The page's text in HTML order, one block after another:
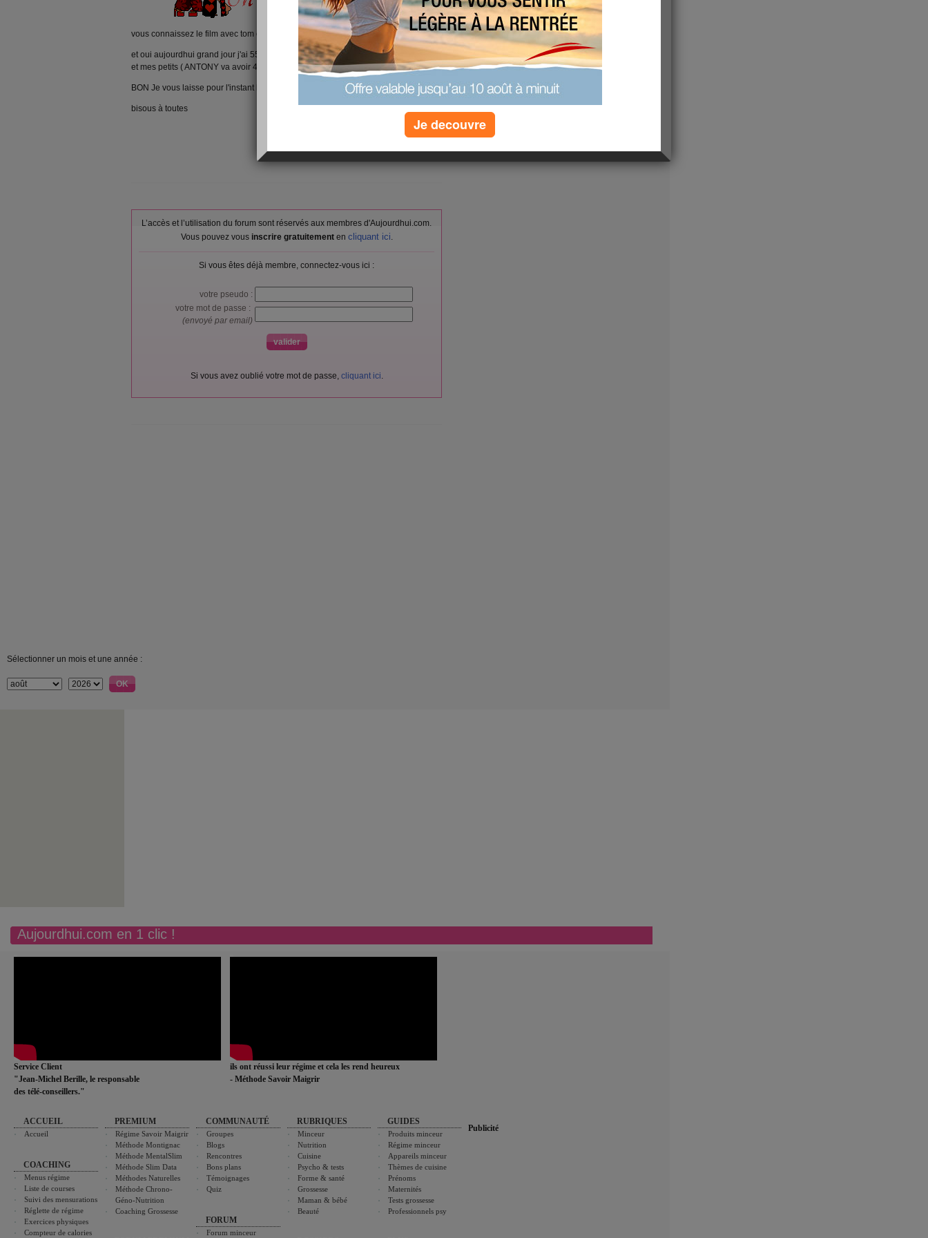
vous connaissez le film avec tom cruise superbe!
et oui aujourdhui grand jour j'ai 55 ans ,on fera la fete dimanche avec mes enfants
et mes petits ( ANTONY va avoir 4 ans le 7 juillet)
BON Je vous laisse pour l'instant la petite fait des bétises
bisous à toutes
(0) commentaires
L’accès et l’utilisation du forum sont réservés aux membres d'Aujourdhui.com.
Vous pouvez vous inscrire gratuitementen cliquant ici.
Si vous êtes déjà membre, connectez-vous ici :
votre pseudo :
votre mot de passe :
(envoyé par email)
Si vous avez oublié votre mot de passe, cliquant ici.
Sélectionner un mois et une année :
Aujourdhui.com en 1 clic !
Service Client
"Jean-Michel Berille, le responsable
des télé-conseillers."
ils ont réussi leur régime et cela les rend heureux
- Méthode Savoir Maigrir
ACCUEIL
Accueil
COACHING
Menus régime
Liste de courses
Suivi des mensurations
Réglette de régime
Exercices physiques
Compteur de calories
PREMIUM
Régime Savoir Maigrir
Méthode Montignac
Méthode MentalSlim
Méthode Slim Data
Méthodes Naturelles
Méthode Chrono-
Géno-Nutrition
Coaching Grossesse
COMMUNAUTÉ
Groupes
Blogs
Rencontres
Bons plans
Témoignages
Quiz
FORUM
Forum minceur
RUBRIQUES
Minceur
Nutrition
Cuisine
Psycho & tests
Forme & santé
Grossesse
Maman & bébé
Beauté
GUIDES
Produits minceur
Régime minceur
Appareils minceur
Thèmes de cuisine
Prénoms
Maternités
Tests grossesse
Professionnels psy
Publicité
Je decouvre